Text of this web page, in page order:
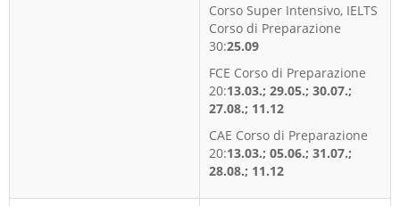
Corso Super Intensivo, IELTS
Corso di Preparazione
30:25.09
FCE Corso di Preparazione
20:13.03.; 29.05.; 30.07.;
27.08.; 11.12
CAE Corso di Preparazione
20:13.03.; 05.06.; 31.07.;
28.08.; 11.12